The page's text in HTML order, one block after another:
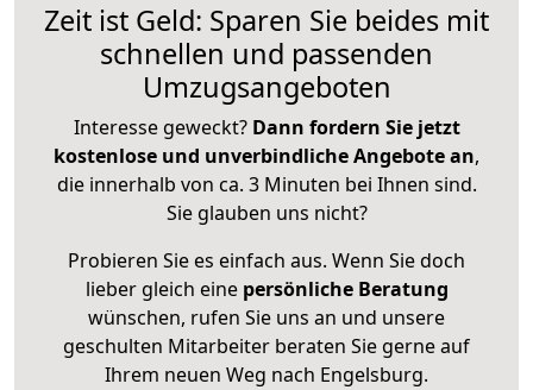
Zeit ist Geld: Sparen Sie beides mit
schnellen und passenden
Umzugsangeboten
Interesse geweckt? Dann fordern Sie jetzt
kostenlose und unverbindliche Angebote an,
die innerhalb von ca. 3 Minuten bei Ihnen sind.
Sie glauben uns nicht?
Probieren Sie es einfach aus. Wenn Sie doch
lieber gleich eine persönliche Beratung
wünschen, rufen Sie uns an und unsere
geschulten Mitarbeiter beraten Sie gerne auf
Ihrem neuen Weg nach Engelsburg.